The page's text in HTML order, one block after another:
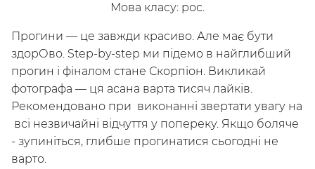
Мова класу: рос.
Прогини — це завжди красиво. Але має бути
здорОво. Step-by-step ми підемо в найглибший
прогин і фіналом стане Скорпіон. Викликай
фотографа — ця асана варта тисяч лайків.
Рекомендовано при виконанні звертати увагу на
всі незвичайні відчуття у попереку. Якщо боляче
- зупиніться, глибше прогинатися сьогодні не
варто.